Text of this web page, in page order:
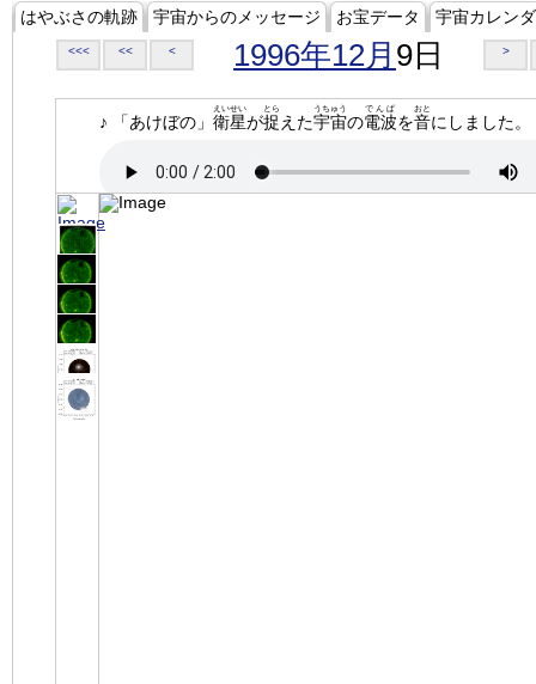
はやぶさの軌跡 宇宙からのメッセージ お宝データ 宇宙カレン
<<< << < 1996年12月 9日 >
♪ 「あけぼの」 衛星
えいせい
が捉
とら
えた宇宙
うちゅう
の電波
でんぱ
を音
おと
にしました。